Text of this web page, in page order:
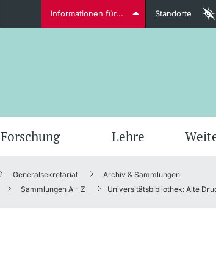
Dozierende
Informationen für... Standorte
Forschung Lehre
Generalsekretariat
Archiv & Sammlungen
Sammlungen A - Z Universitätsbibliothek: Alte